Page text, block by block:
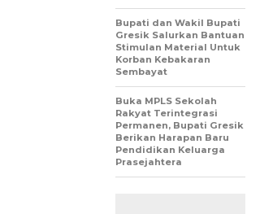
Bupati dan Wakil Bupati
Gresik Salurkan Bantuan
Stimulan Material Untuk
Korban Kebakaran
Sembayat
Buka MPLS Sekolah
Rakyat Terintegrasi
Permanen, Bupati Gresik
Berikan Harapan Baru
Pendidikan Keluarga
Prasejahtera